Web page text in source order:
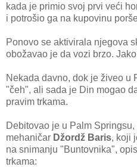
kada je primio svoj prvi veći
i potrošio ga na kupovinu
Ponovo se aktivirala njegova
obožavao je da vozi brzo.
Nekada davno, dok je živeo u
"čeh", ali sada je Din mogao
pravim trkama.
Debitovao je u Palm
mehaničar Džordž Baris, koji
na snimanju "Buntovnika",
trkama: